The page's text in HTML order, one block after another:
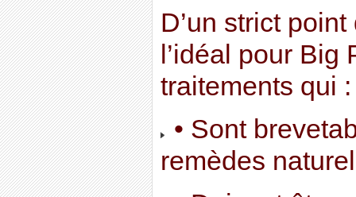
D’un strict
l’idéal pour
traitements qui :
• Sont
remèdes